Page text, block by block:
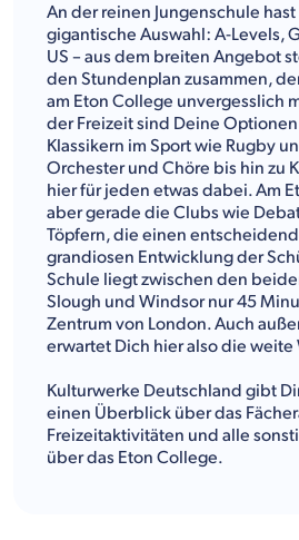
An der reinen Jungenschule
gigantische Auswahl: A-Levels,
US – aus dem breiten Angebot
den Stundenplan zusammen,
am Eton College unvergesslich
der Freizeit sind Deine
Klassikern im Sport wie Rugby
Orchester und Chöre bis hin zu
hier für jeden etwas dabei. Am
aber gerade die Clubs wie
Töpfern, die einen
grandiosen Entwicklung der
Schule liegt zwischen den
Slough und Windsor nur 45
Zentrum von London. Auch
erwartet Dich hier also die weite
Kulturwerke Deutschland gibt
einen Überblick über das
Freizeitaktivitäten und alle
über das Eton College.